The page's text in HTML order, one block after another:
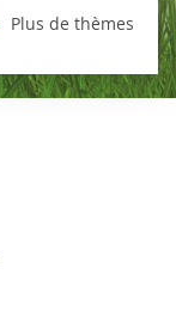
Plus de thèmes